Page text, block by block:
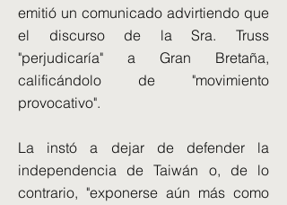
emitió un comunicado advirtiendo que
el discurso de la Sra. Truss
"perjudicaría" a Gran Bretaña,
calificándolo de "movimiento
provocativo".
La instó a dejar de defender la
independencia de Taiwán o, de lo
contrario, "exponerse aún más como